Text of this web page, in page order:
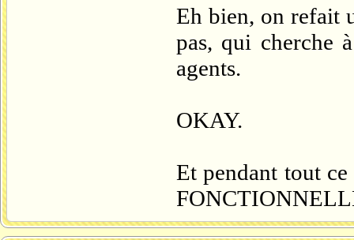
Eh bien, on refait
pas, qui cherche
agents.
OKAY.
Et pendant tout